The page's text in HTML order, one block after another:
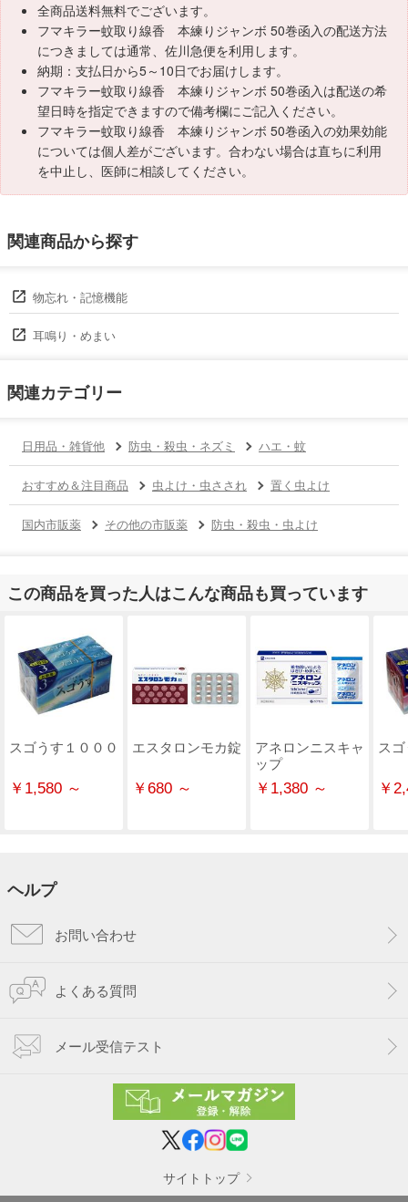
全商品送料無料でございます。
フマキラー蚊取り線香 本練りジャンボ 50巻函入の配送方法
につきましては通常、佐川急便を利用します。
納期：支払日から5～10日でお届けします。
フマキラー蚊取り線香 本練りジャンボ 50巻函入は配送の希
望日時を指定できますので備考欄にご記入ください。
フマキラー蚊取り線香 本練りジャンボ 50巻函入の効果効能
については個人差がございます。合わない場合は直ちに利用
を中止し、医師に相談してください。
関連商品から探す
物忘れ・記憶機能
耳鳴り・めまい
関連カテゴリー
日用品・雑貨他 防虫・殺虫・ネズミ ハエ・蚊
おすすめ＆注目商品 虫よけ・虫さされ 置く虫よけ
国内市販薬 その他の市販薬 防虫・殺虫・虫よけ
この商品を買った人はこんな商品も買っています
スゴうす１０００
￥1,580 ～
エスタロンモカ錠
￥680 ～
アネロンニスキャ
ップ
￥1,380 ～
ス
￥
ヘルプ
お問い合わせ
よくある質問
メール受信テスト
サイトトップ